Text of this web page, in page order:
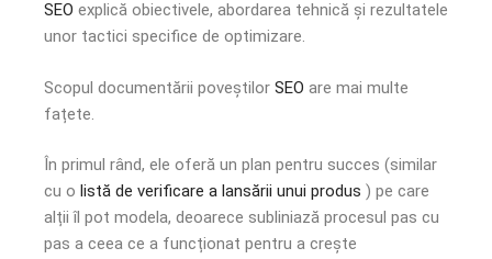
SEO explică obiectivele, abordarea tehnică și rezultatele
unor tactici specifice de optimizare.
Scopul documentării poveștilor SEO are mai multe
fațete.
În primul rând, ele oferă un plan pentru succes (similar
cu o listă de verificare a lansării unui produs ) pe care
alții îl pot modela, deoarece subliniază procesul pas cu
pas a ceea ce a funcționat pentru a crește